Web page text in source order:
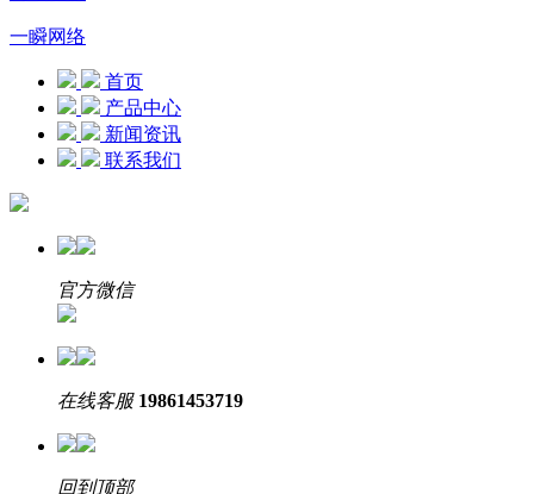
一瞬网络
首页
产品中心
新闻资讯
联系我们
官方微信
在线客服 19861453719
回到顶部